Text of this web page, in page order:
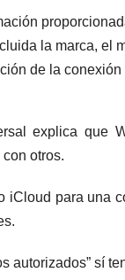
la marca, el
de la
explica que
otros.
iCloud para una
autorizados” sí